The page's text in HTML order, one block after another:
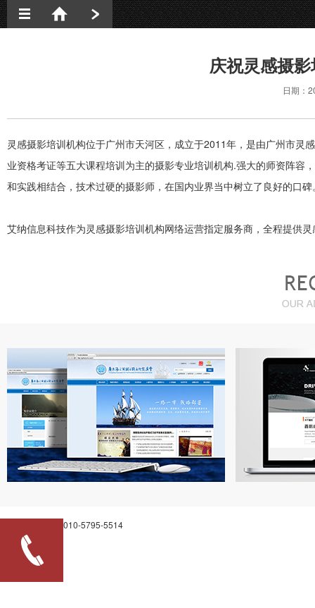
网站优化
签约动态
庆祝灵感摄
日期：
灵感摄影培训机构位于广州市天河区，成立于2011年，是由广州市
业资格考证等五大课程培训为主的摄影专业培训机构.强大的师资阵
和实践相结合，技术过硬的摄影师，在国内业界当中树立了良好的口碑
艾纳信息科技作为灵感摄影培训机构网络运营指定服务商，全程提供灵
010-5795-5514